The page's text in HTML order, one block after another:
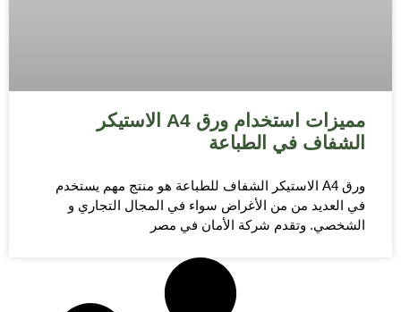
مميزات استخدام ورق A4 الاستيكر
الشفاف في الطباعة
ورق A4 الاستيكر الشفاف للطباعة هو منتج مهم يستخدم
في العديد من من الأغراض سواء في المجال التجاري و
الشخصي. وتقدم شركة الأمان في مصر